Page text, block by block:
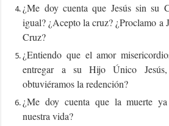
¿Me doy cuenta que Jesús sin su
igual? ¿Acepto la cruz? ¿Proclamo a
Cruz?
¿Entiendo que el amor
entregar a su Hijo Único
obtuviéramos la redención?
¿Me doy cuenta que la muerte
nuestra vida?